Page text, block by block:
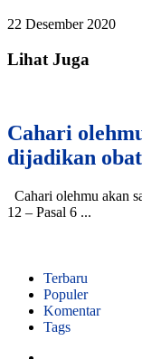
22 Desember 2020
Lihat Juga
Cahari
dijadikan obat
Cahari olehmu akan
12 – Pasal 6 ...
Terbaru
Populer
Komentar
Tags